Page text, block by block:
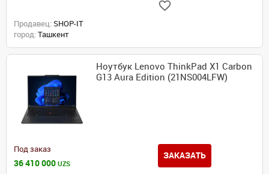
Продавец: SHOP-IT
город: Ташкент
Ноутбук Lenovo ThinkPad X1 Carbon
G13 Aura Edition (21NS004LFW)
Под заказ
36 410 000 UZS
ЗАКАЗАТЬ